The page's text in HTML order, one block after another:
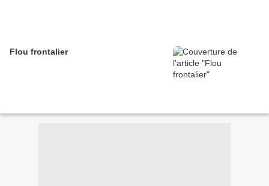
Flou frontalier